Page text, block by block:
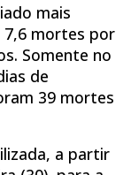
mais
7,6 mortes por
Somente no
de
39 mortes
a partir